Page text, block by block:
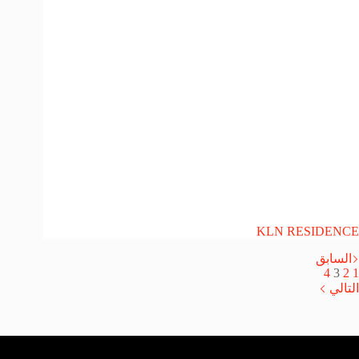
KLN RESIDENCE
السابق
1
2
3
4
التالي